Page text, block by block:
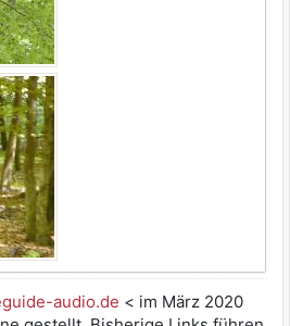
audio.de < im März 2020